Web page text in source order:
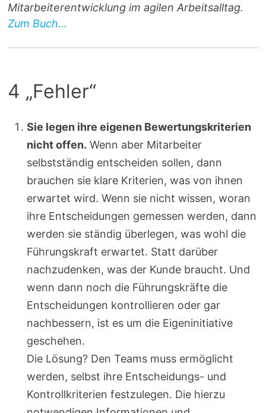
Mitarbeiterentwicklung im agilen Arbeitsalltag.
Zum Buch...
4 „Fehler“
Sie legen ihre eigenen Bewertungskriterien
nicht offen. Wenn aber Mitarbeiter
selbstständig entscheiden sollen, dann
brauchen sie klare Kriterien, was von ihnen
erwartet wird. Wenn sie nicht wissen, woran
ihre Entscheidungen gemessen werden, dann
werden sie ständig überlegen, was wohl die
Führungskraft erwartet. Statt darüber
nachzudenken, was der Kunde braucht. Und
wenn dann noch die Führungskräfte die
Entscheidungen kontrollieren oder gar
nachbessern, ist es um die Eigeninitiative
geschehen.
Die Lösung? Den Teams muss ermöglicht
werden, selbst ihre Entscheidungs- und
Kontrollkriterien festzulegen. Die hierzu